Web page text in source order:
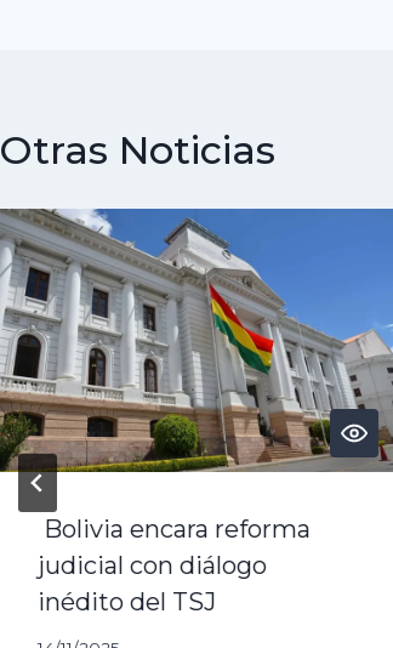
Otras Noticias
Bolivia encara reforma
judicial con diálogo
inédito del TSJ